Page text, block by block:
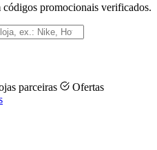
promocionais verificados.
parceiras
Ofertas